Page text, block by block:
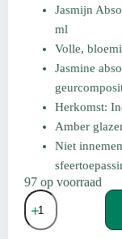
Jasmijn
ml
Volle,
Jasmine
Herkomst:
Amber
Niet
97 op voorraad
Scentulp
Etherische
Olie